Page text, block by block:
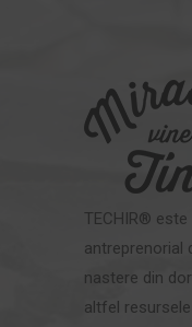
TECHIR®
antreprenorial
nastere din
altfel